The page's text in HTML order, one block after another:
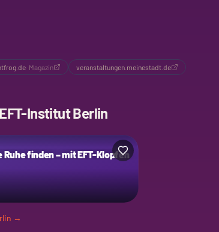
· Magazin veranstaltungen.meinestadt.de
EFT-Institut Berlin
finden – mit EFT-Klopfen
→